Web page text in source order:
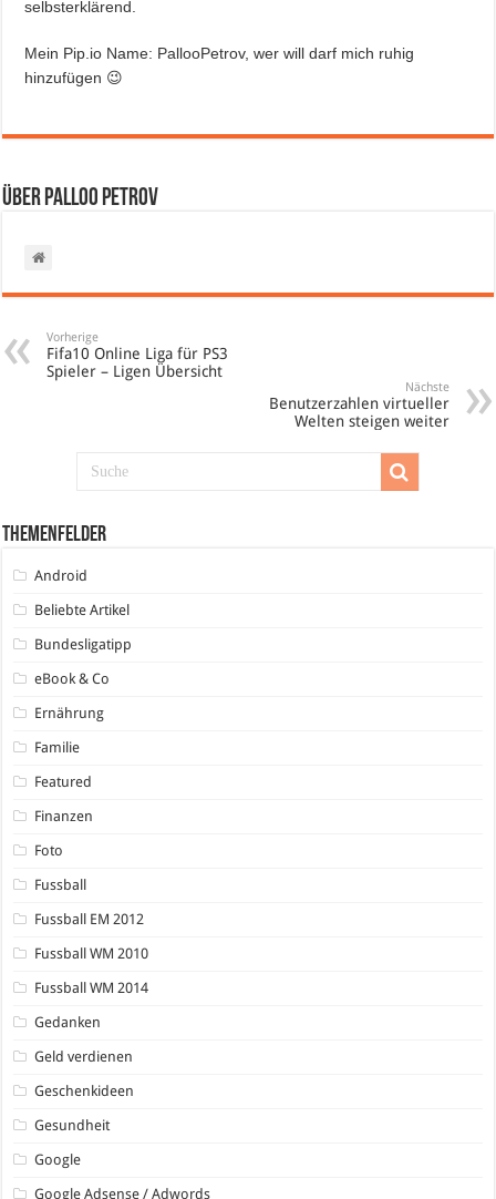
selbsterklärend.
Mein Pip.io Name: PallooPetrov, wer will darf mich ruhig
hinzufügen 😉
Über Palloo Petrov
Vorherige
Fifa10 Online Liga für PS3
Spieler – Ligen Übersicht
Nächste
Benutzerzahlen virtueller
Welten steigen weiter
Themenfelder
Android
Beliebte Artikel
Bundesligatipp
eBook & Co
Ernährung
Familie
Featured
Finanzen
Foto
Fussball
Fussball EM 2012
Fussball WM 2010
Fussball WM 2014
Gedanken
Geld verdienen
Geschenkideen
Gesundheit
Google
Google Adsense / Adwords